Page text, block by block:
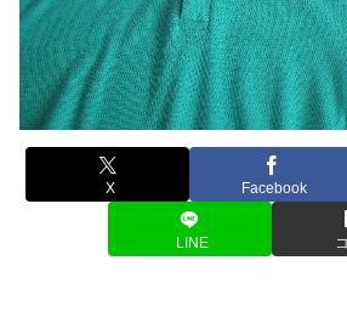
X Facebook
LINE